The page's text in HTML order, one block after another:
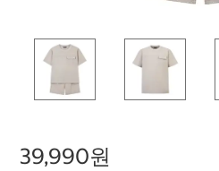
39,990원